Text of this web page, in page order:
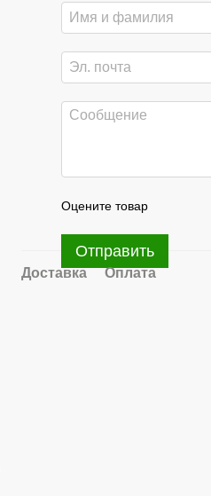
Оцените товар
Отправить
Доставка Оплата